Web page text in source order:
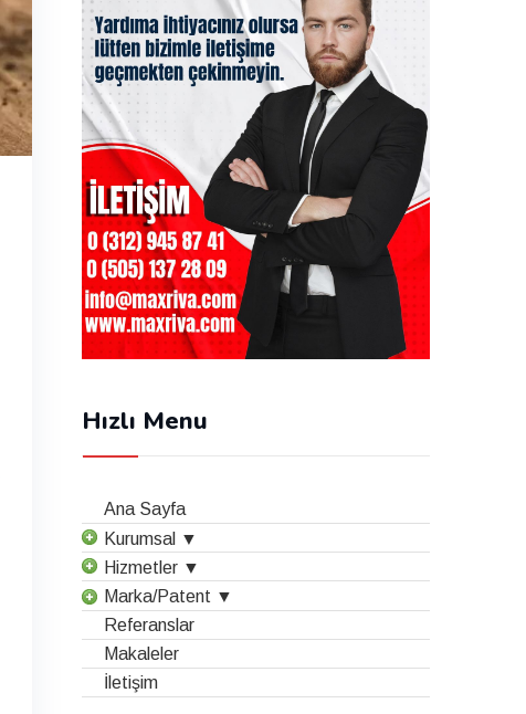
Hızlı Menu
Ana Sayfa
Kurumsal ▼
Hizmetler ▼
Marka/Patent ▼
Referanslar
Makaleler
İletişim